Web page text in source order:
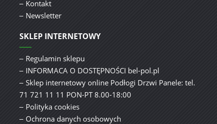
Kontakt
Newsletter
SKLEP INTERNETOWY
Regulamin sklepu
INFORMACA O DOSTĘPNOŚCI bel-pol.pl
Sklep internetowy online Podłogi Drzwi Panele: tel.
71 721 11 11 PON-PT 8.00-18:00
Polityka cookies
Ochrona danych osobowych